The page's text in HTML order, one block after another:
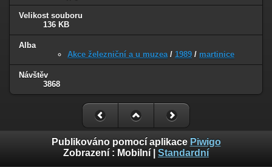
Velikost souboru
136 KB
Alba
Akce železniční a u muzea/ 1989 / martinice
Návštěv
3868
Publikováno pomocí aplikace Piwigo
Zobrazení : Mobilní Standardní